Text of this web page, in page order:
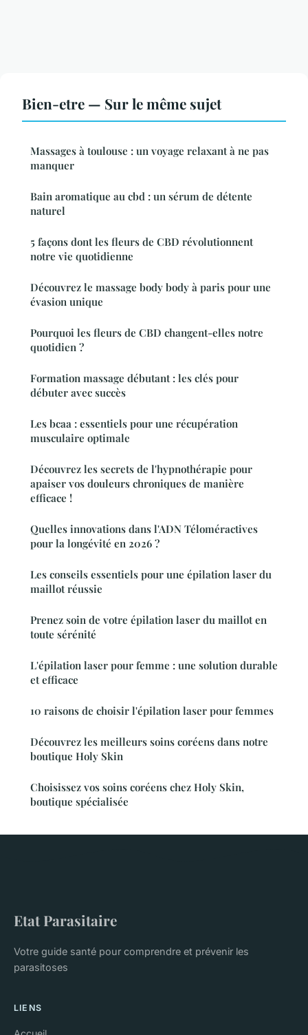
Bien-etre — Sur le même sujet
Massages à toulouse : un voyage relaxant à ne pas
manquer
Bain aromatique au cbd : un sérum de détente
naturel
5 façons dont les fleurs de CBD révolutionnent
notre vie quotidienne
Découvrez le massage body body à paris pour une
évasion unique
Pourquoi les fleurs de CBD changent-elles notre
quotidien ?
Formation massage débutant : les clés pour
débuter avec succès
Les bcaa : essentiels pour une récupération
musculaire optimale
Découvrez les secrets de l'hypnothérapie pour
apaiser vos douleurs chroniques de manière
efficace !
Quelles innovations dans l'ADN Téloméractives
pour la longévité en 2026 ?
Les conseils essentiels pour une épilation laser du
maillot réussie
Prenez soin de votre épilation laser du maillot en
toute sérénité
L'épilation laser pour femme : une solution durable
et efficace
10 raisons de choisir l'épilation laser pour femmes
Découvrez les meilleurs soins coréens dans notre
boutique Holy Skin
Choisissez vos soins coréens chez Holy Skin,
boutique spécialisée
Etat Parasitaire
Votre guide santé pour comprendre et prévenir les
parasitoses
LIENS